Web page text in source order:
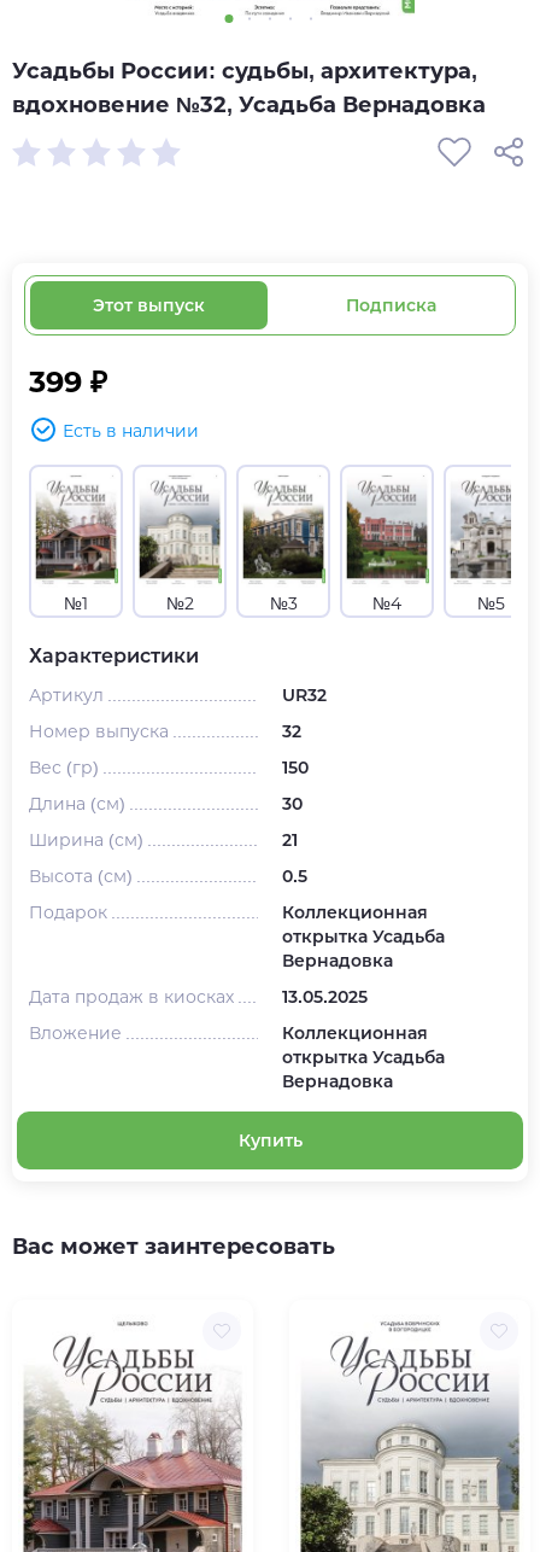
Усадьбы России: судьбы, архитектура,
вдохновение №32, Усадьба Вернадовка
Этот выпуск Подписка
399 ₽
Есть в наличии
№1 №2 №3 №4 №5
Характеристики
Артикул
UR32
Номер выпуска
32
Вес (гр)
150
Длина (см)
30
Ширина (см)
21
Высота (см)
0.5
Подарок
Коллекционная
открытка Усадьба
Вернадовка
Дата продаж в киосках
13.05.2025
Вложение
Коллекционная
открытка Усадьба
Вернадовка
Купить
Вас может заинтересовать